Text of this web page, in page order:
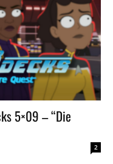
5×09 – “Die
2